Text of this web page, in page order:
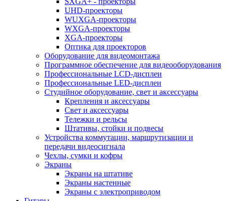
UHD-проекторы
WUXGA-проекторы
WXGA-проекторы
XGA-проекторы
Оптика для проекторов
Оборудование для видеомонтажа
Программное обеспечение для видеооборудования
Профессиональные LCD-дисплеи
Профессиональные LED-дисплеи
Студийное оборудование, свет и аксессуары
Крепления и аксессуары
Свет и аксессуары
Тележки и рельсы
Штативы, стойки и подвесы
Устройства коммутации, маршрутизации и
передачи видеосигнала
Чехлы, сумки и кофры
Экраны
Экраны на штативе
Экраны настенные
Экраны с электроприводом